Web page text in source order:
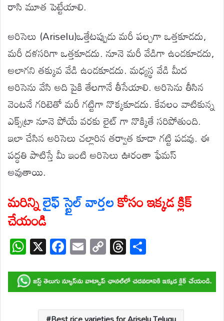
రాసి మూత పెట్టేయాలి.
అరిసెలు (Ariselu)ఒత్తేటప్పుడు మరీ పల్చగా ఒత్తకూడదు,
మరీ దళసరిగా ఒత్తకూడదు. నూనె మరీ వేడిగా ఉండకూడదు,
అలాగని తక్కువ వేడి ఉండకూడదు. మధ్యస్థ వేడి మీద
అరిసెను వేసి అది పైకి తేలగానే తీసేయాలి. అరిసెను తీసిన
వెంటనే గరిటెతో మరీ గట్టిగా నొక్కకూడదు. కేవలం వాటికున్న
ఎక్స్‌ట్రా నూనె పోయే వరకు లైట్ గా నొక్కితే సరిపోతుంది.
ఇలా చేసిన అరిసెలు చల్లారిన తర్వాత కూడా గట్టి పడవు. ఈ
పద్ధతి పాటిస్తే మీ ఇంటి అరిసెలు ఊరంతా ఫేమస్
అవుతాయి.
మరిన్నిలైఫ్ స్టైల్ వార్తలకోసం ఇక్కడ క్లిక్
చేయండి
W
h
at
s
X F
ac
e
b
o
E
m
ail
C
o
p
y
Li
T
hr
e
a
d
ar
e